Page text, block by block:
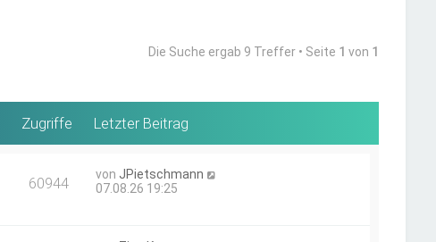
Die Suche ergab 9 Treffer • Seite 1 von 1
Zugriffe Letzter Beitrag
60944 von JPietschmann
07.08.26 19:25